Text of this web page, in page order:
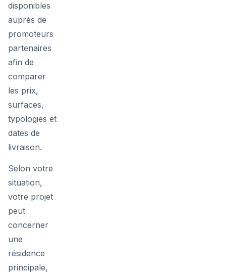
disponibles
auprès de
promoteurs
partenaires
afin de
comparer
les prix,
surfaces,
typologies et
dates de
livraison.
Selon votre
situation,
votre projet
peut
concerner
une
résidence
principale,